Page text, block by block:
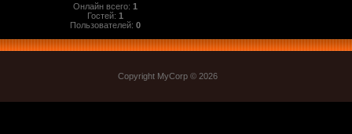
Онлайн всего:1
Гостей:1
Пользователей:0
Copyright MyCorp © 2026